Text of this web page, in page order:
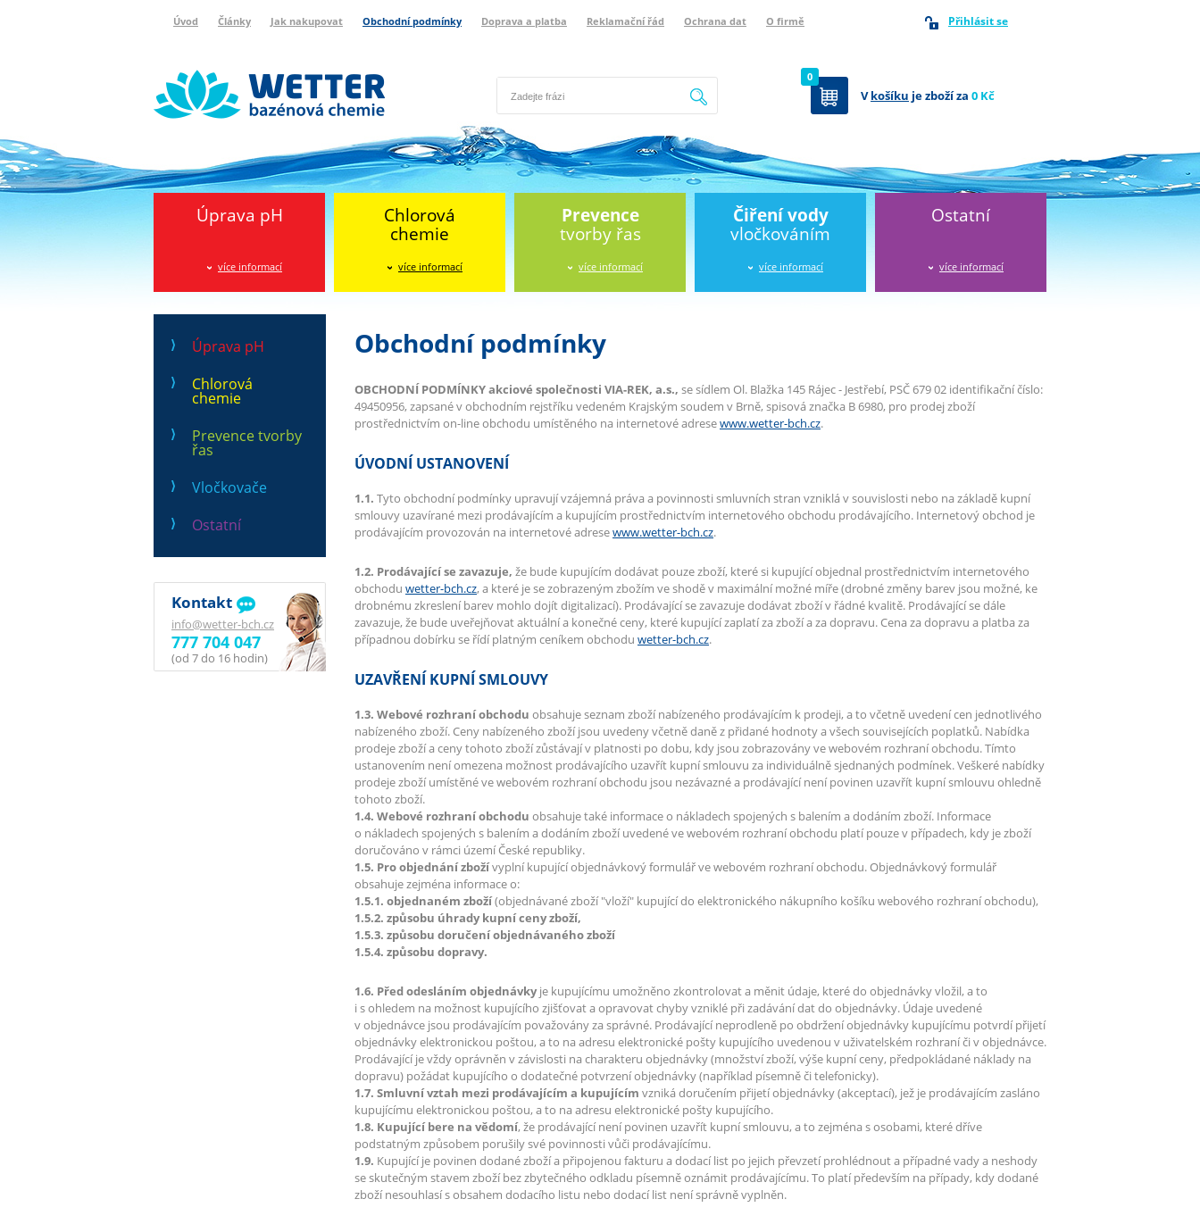
Úvod Články Jak nakupovat Obchodní podmínky Doprava a platba Reklamační řád Ochrana dat O firmě Přihlásit se
Hledat
Vkošíku je zboží za 0 Kč
0
Úprava pH
více informací
Chlorová
chemie
více informací
Prevence
tvorby řas
více informací
Čiření vody
vločkováním
více informací
Ostatní
více informací
Úprava pH
Chlorová
chemie
Prevence tvorby
řas
Vločkovače
Ostatní
Kontakt
info@wetter-bch.cz
777 704 047
(od 7 do 16 hodin)
Obchodní podmínky
OBCHODNÍ PODMÍNKY akciové společnosti VIA-REK, a.s., se sídlem Ol. Blažka 145 Rájec - Jestřebí, PSČ 679 02 identifikační číslo:
49450956, zapsané v obchodním rejstříku vedeném Krajským soudem v Brně, spisová značka B 6980, pro prodej zboží
prostřednictvím on-line obchodu umístěného na internetové adresewww.wetter-bch.cz.
ÚVODNÍ USTANOVENÍ
1.1. Tyto obchodní podmínky upravují vzájemná práva a povinnosti smluvních stran vzniklá v souvislosti nebo na základě kupní
smlouvy uzavírané mezi prodávajícím a kupujícím prostřednictvím internetového obchodu prodávajícího. Internetový obchod je
prodávajícím provozován na internetové adresewww.wetter-bch.cz.
1.2. Prodávající se zavazuje, že bude kupujícím dodávat pouze zboží, které si kupující objednal prostřednictvím internetového
obchodu wetter-bch.cz, a které je se zobrazeným zbožím ve shodě v maximální možné míře (drobné změny barev jsou možné, ke
drobnému zkreslení barev mohlo dojít digitalizací). Prodávající se zavazuje dodávat zboží v řádné kvalitě. Prodávající se dále
zavazuje, že bude uveřejňovat aktuální a konečné ceny, které kupující zaplatí za zboží a za dopravu. Cena za dopravu a platba za
případnou dobírku se řídí platným ceníkem obchodu wetter-bch.cz.
UZAVŘENÍ KUPNÍ SMLOUVY
1.3. Webové rozhraní obchodu obsahuje seznam zboží nabízeného prodávajícím k prodeji, a to včetně uvedení cen jednotlivého
nabízeného zboží. Ceny nabízeného zboží jsou uvedeny včetně daně z přidané hodnoty a všech souvisejících poplatků. Nabídka
prodeje zboží a ceny tohoto zboží zůstávají v platnosti po dobu, kdy jsou zobrazovány ve webovém rozhraní obchodu. Tímto
ustanovením není omezena možnost prodávajícího uzavřít kupní smlouvu za individuálně sjednaných podmínek. Veškeré nabídky
prodeje zboží umístěné ve webovém rozhraní obchodu jsou nezávazné a prodávající není povinen uzavřít kupní smlouvu ohledně
tohoto zboží.
1.4. Webové rozhraní obchodu obsahuje také informace o nákladech spojených s balením a dodáním zboží. Informace
o nákladech spojených s balením a dodáním zboží uvedené ve webovém rozhraní obchodu platí pouze v případech, kdy je zboží
doručováno v rámci území České republiky.
1.5. Pro objednání zbožívyplní kupující objednávkový formulář ve webovém rozhraní obchodu. Objednávkový formulář
obsahuje zejména informace o:
1.5.1. objednaném zboží(objednávané zboží "vloží" kupující do elektronického nákupního košíku webového rozhraní obchodu),
1.5.2. způsobu úhrady kupní ceny zboží,
1.5.3. způsobu doručení objednávaného zboží
1.5.4. způsobu dopravy.
1.6. Před odesláním objednávkyje kupujícímu umožněno zkontrolovat a měnit údaje, které do objednávky vložil, a to
i s ohledem na možnost kupujícího zjišťovat a opravovat chyby vzniklé při zadávání dat do objednávky. Údaje uvedené
v objednávce jsou prodávajícím považovány za správné. Prodávající neprodleně po obdržení objednávky kupujícímu potvrdí přijetí
objednávky elektronickou poštou, a to na adresu elektronické pošty kupujícího uvedenou v uživatelském rozhraní či v objednávce.
Prodávající je vždy oprávněn v závislosti na charakteru objednávky (množství zboží, výše kupní ceny, předpokládané náklady na
dopravu) požádat kupujícího o dodatečné potvrzení objednávky (například písemně či telefonicky).
1.7. Smluvní vztah mezi prodávajícím a kupujícím vzniká doručením přijetí objednávky (akceptací), jež je prodávajícím zasláno
kupujícímu elektronickou poštou, a to na adresu elektronické pošty kupujícího.
1.8. Kupující bere na vědomí, že prodávající není povinen uzavřít kupní smlouvu, a to zejména s osobami, které dříve
podstatným způsobem porušily své povinnosti vůči prodávajícímu.
1.9. Kupující je povinen dodané zboží a připojenou fakturu a dodací list po jejich převzetí prohlédnout a případné vady a neshody
se skutečným stavem zboží bez zbytečného odkladu písemně oznámit prodávajícímu. To platí především na případy, kdy dodané
zboží nesouhlasí s obsahem dodacího listu nebo dodací list není správně vyplněn.